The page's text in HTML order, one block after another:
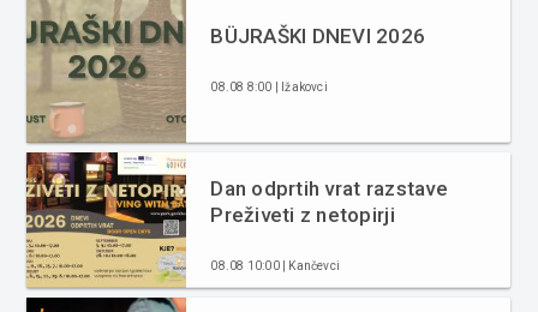
BÜJRAŠKI DNEVI 2026
08.08 8:00 | Ižakovci
Dan odprtih vrat razstave
Preživeti z netopirji
08.08 10:00 | Kančevci